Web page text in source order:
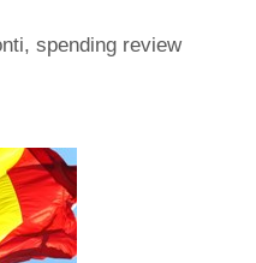
,spending review